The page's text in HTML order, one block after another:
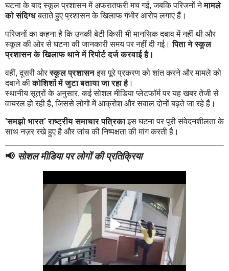
घटना के बाद स्कूल प्रशासन में अफरातफरी मच गई, जबकि परिजनों नेमामले
को संदिग्धबताते हुए प्रशासन के खिलाफ गंभीर आरोप लगाए हैं।
परिजनों का कहना है कि उनकी बेटी किसी भी मानसिक दबाव में नहीं थी और
स्कूल की ओर से घटना की जानकारी समय पर नहीं दी गई।पिता ने स्कूल
प्रशासन के खिलाफ थाने में रिपोर्ट दर्ज करवाई है।
वहीं, दूसरी ओरस्कूल प्रशासनइस पूरे प्रकरण को शांत करने और मामले को
दबाने कीकोशिशों में जुटा बताया जा रहा है।
स्थानीय सूत्रों के अनुसार, कई सोशल मीडिया प्लेटफॉर्म पर यह खबर तेजी से
वायरल हो रही है, जिससे लोगों में आक्रोश और सवाल दोनों बढ़ते जा रहे हैं।
'समझो भारत' राष्ट्रीय समाचार पत्रिकाइस घटना पर पूरी संवेदनशीलता के
साथ नज़र रखे हुए है और जांच की निष्पक्षता की मांग करती है।
📢 सोशल मीडिया पर लोगों की प्रतिक्रिया